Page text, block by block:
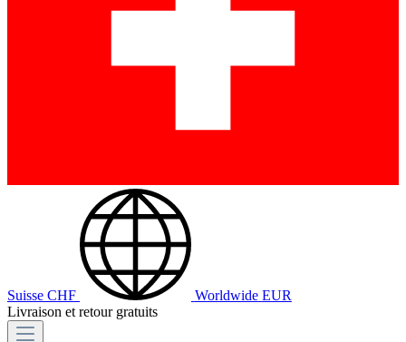
Suisse CHF Worldwide EUR
Livraison et retour gratuits